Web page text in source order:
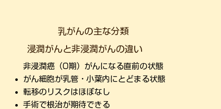
乳がんの主な分類
浸潤がんと非浸潤がんの違い
非浸潤癌（0期）がんになる直前の状態
がん細胞が乳管・小葉内にとどまる状態
転移のリスクはほぼなし
手術で根治が期待できる